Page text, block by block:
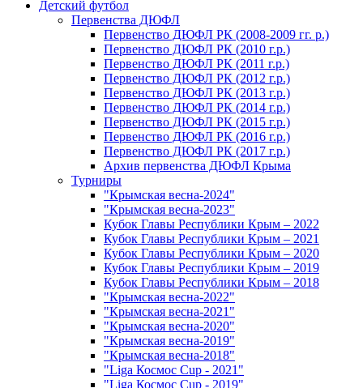
Детский футбол
Первенства ДЮФЛ
Первенство ДЮФЛ РК (2008-2009 гг. р.)
Первенство ДЮФЛ РК (2010 г.р.)
Первенство ДЮФЛ РК (2011 г.р.)
Первенство ДЮФЛ РК (2012 г.р.)
Первенство ДЮФЛ РК (2013 г.р.)
Первенство ДЮФЛ РК (2014 г.р.)
Первенство ДЮФЛ РК (2015 г.р.)
Первенство ДЮФЛ РК (2016 г.р.)
Первенство ДЮФЛ РК (2017 г.р.)
Архив первенства ДЮФЛ Крыма
Турниры
"Крымская весна-2024"
"Крымская весна-2023"
Кубок Главы Республики Крым – 2022
Кубок Главы Республики Крым – 2021
Кубок Главы Республики Крым – 2020
Кубок Главы Республики Крым – 2019
Кубок Главы Республики Крым – 2018
"Крымская весна-2022"
"Крымская весна-2021"
"Крымская весна-2020"
"Крымская весна-2019"
"Крымская весна-2018"
"Liga Космос Cup - 2021"
"Liga Космос Cup - 2019"